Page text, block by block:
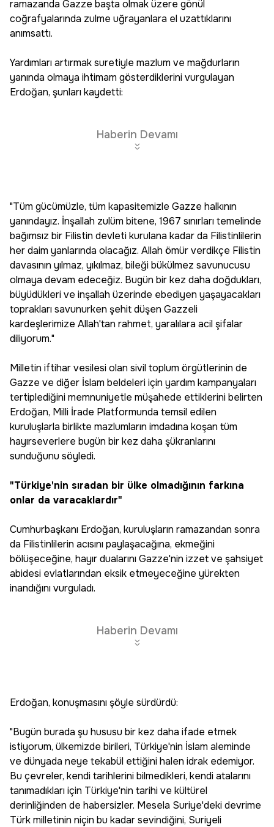
ramazanda Gazze başta olmak üzere gönül
coğrafyalarında zulme uğrayanlara el uzattıklarını
anımsattı.
Yardımları artırmak suretiyle mazlum ve mağdurların
yanında olmaya ihtimam gösterdiklerini vurgulayan
Erdoğan, şunları kaydetti:
Haberin Devamı
"Tüm gücümüzle, tüm kapasitemizle Gazze halkının
yanındayız. İnşallah zulüm bitene, 1967 sınırları temelinde
bağımsız bir Filistin devleti kurulana kadar da Filistinlilerin
her daim yanlarında olacağız. Allah ömür verdikçe Filistin
davasının yılmaz, yıkılmaz, bileği bükülmez savunucusu
olmaya devam edeceğiz. Bugün bir kez daha doğdukları,
büyüdükleri ve inşallah üzerinde ebediyen yaşayacakları
toprakları savunurken şehit düşen Gazzeli
kardeşlerimize Allah'tan rahmet, yaralılara acil şifalar
diliyorum."
Milletin iftihar vesilesi olan sivil toplum örgütlerinin de
Gazze ve diğer İslam beldeleri için yardım kampanyaları
tertiplediğini memnuniyetle müşahede ettiklerini belirten
Erdoğan, Milli İrade Platformunda temsil edilen
kuruluşlarla birlikte mazlumların imdadına koşan tüm
hayırseverlere bugün bir kez daha şükranlarını
sunduğunu söyledi.
"Türkiye'nin sıradan bir ülke olmadığının farkına
onlar da varacaklardır"
Cumhurbaşkanı Erdoğan, kuruluşların ramazandan sonra
da Filistinlilerin acısını paylaşacağına, ekmeğini
bölüşeceğine, hayır dualarını Gazze'nin izzet ve şahsiyet
abidesi evlatlarından eksik etmeyeceğine yürekten
inandığını vurguladı.
Haberin Devamı
Erdoğan, konuşmasını şöyle sürdürdü:
"Bugün burada şu hususu bir kez daha ifade etmek
istiyorum, ülkemizde birileri, Türkiye'nin İslam aleminde
ve dünyada neye tekabül ettiğini halen idrak edemiyor.
Bu çevreler, kendi tarihlerini bilmedikleri, kendi atalarını
tanımadıkları için Türkiye'nin tarihi ve kültürel
derinliğinden de habersizler. Mesela Suriye'deki devrime
Türk milletinin niçin bu kadar sevindiğini, Suriyeli